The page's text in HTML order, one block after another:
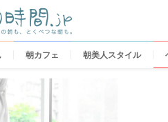
朝カフェ 朝美人スタイル